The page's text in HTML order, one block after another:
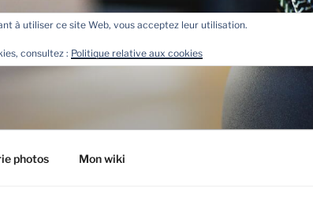
photos Mon wiki
à utiliser ce site Web, vous acceptez leur utilisation.
consultez : Politique relative aux cookies